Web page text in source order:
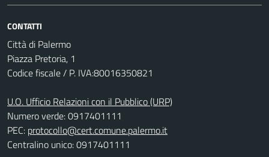
CONTATTI
Città di Palermo
Piazza Pretoria, 1
Codice fiscale / P. IVA:80016350821
U.O. Ufficio Relazioni con il Pubblico (URP)
Numero verde: 0917401111
PEC: protocollo@cert.comune.palermo.it
Centralino unico: 0917401111